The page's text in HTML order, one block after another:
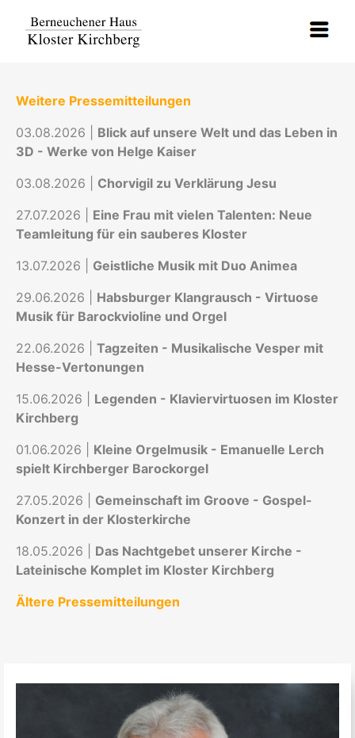
Weitere Pressemitteilungen
03.08.2026 | Blick auf unsere Welt und das Leben in
3D - Werke von Helge Kaiser
03.08.2026 | Chorvigil zu Verklärung Jesu
27.07.2026 | Eine Frau mit vielen Talenten: Neue
Teamleitung für ein sauberes Kloster
13.07.2026 | Geistliche Musik mit Duo Animea
29.06.2026 | Habsburger Klangrausch - Virtuose
Musik für Barockvioline und Orgel
22.06.2026 | Tagzeiten - Musikalische Vesper mit
Hesse-Vertonungen
15.06.2026 | Legenden - Klaviervirtuosen im Kloster
Kirchberg
01.06.2026 | Kleine Orgelmusik - Emanuelle Lerch
spielt Kirchberger Barockorgel
27.05.2026 | Gemeinschaft im Groove - Gospel-
Konzert in der Klosterkirche
18.05.2026 | Das Nachtgebet unserer Kirche -
Lateinische Komplet im Kloster Kirchberg
Ältere Pressemitteilungen